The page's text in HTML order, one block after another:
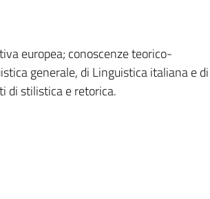
europea; conoscenze teorico-
generale, di Linguistica italiana e di
di stilistica e retorica.